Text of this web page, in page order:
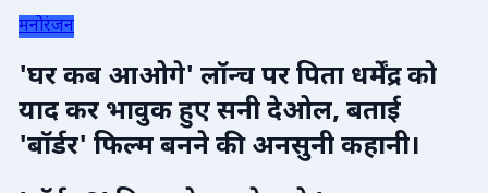
मनोरंजन
'घर कब आओगे' लॉन्च पर पिता धर्मेंद्र को
याद कर भावुक हुए सनी देओल, बताई
'बॉर्डर' फिल्म बनने की अनसुनी कहानी।